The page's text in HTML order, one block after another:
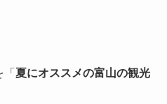
夏にオススメの富山の観光